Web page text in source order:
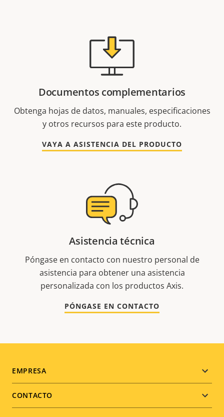
Documentos complementarios
Obtenga hojas de datos, manuales, especificaciones
y otros recursos para este producto.
VAYA A ASISTENCIA DEL PRODUCTO
Asistencia técnica
Póngase en contacto con nuestro personal de
asistencia para obtener una asistencia
personalizada con los productos Axis.
PÓNGASE EN CONTACTO
Footer
menu
EMPRESA
CONTACTO